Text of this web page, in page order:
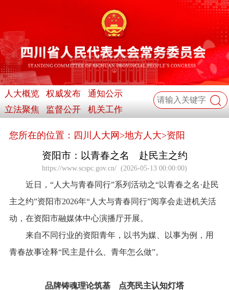
人大概览 权威发布
通知公示
立法聚焦
监督公开 机关工作
您所在的位置： 四川人大网 >地方人大>资阳
资阳市：以青春之名 赴民主之约
https://www.scspc.gov.cn/ (2026-05-13 00:00:00)
近日，“人大与青春同行”系列活动之“以青春之名·赴民
主之约”资阳市2026年“人大与青春同行”阅享会走进机关活
动，在资阳市融媒体中心演播厅开展。
来自不同行业的资阳青年，以书为媒、以事为例，用
青春故事诠释“民主是什么、青年怎么做”。
品牌铸魂理论筑基 点亮民主认知灯塔